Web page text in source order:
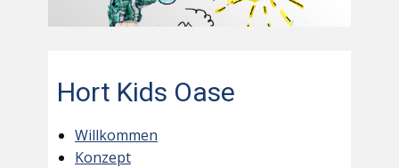
Hort Kids Oase
Willkommen
Konzept